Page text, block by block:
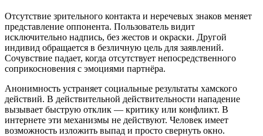
Отсутствие зрительного контакта и неречевых знаков меняет
представление оппонента. Пользователь видит
исключительно надпись, без жестов и окраски. Другой
индивид обращается в безличную цель для заявлений.
Сочувствие падает, когда отсутствует непосредственного
соприкосновения с эмоциями партнёра.
Анонимность устраняет социальные результаты хамского
действий. В действительной действительности нападение
вызывает быструю отклик — критику или конфликт. В
интернете эти механизмы не действуют. Человек имеет
возможность изложить выпад и просто свернуть окно.